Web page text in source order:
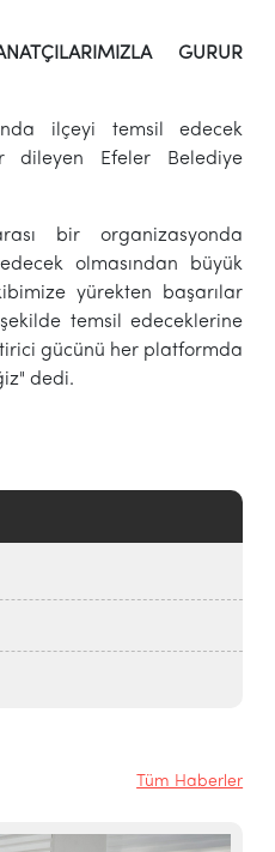
GURUR
ilçeyi temsil edecek
dileyen Efeler Belediye
bir organizasyonda
olmasından büyük
yürekten başarılar
temsil edeceklerine
gücünü her platformda
dedi.
Tüm Haberler